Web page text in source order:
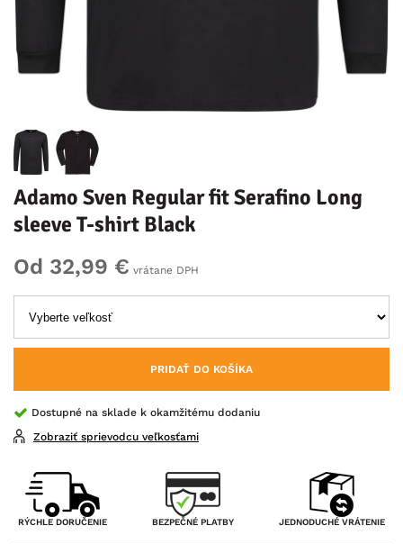
Adamo Sven Regular fit Serafino Long
sleeve T-shirt Black
Od 32,99 € vrátane DPH
PRIDAŤ DO KOŠÍKA
Dostupné na sklade k okamžitému dodaniu
Zobraziť sprievodcu veľkosťami
RÝCHLE DORUČENIE BEZPEČNÉ PLATBY JEDNODUCHÉ VRÁTENIE